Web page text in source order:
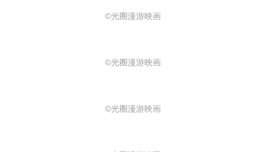
©光圈漫游映画
©光圈漫游映画
©光圈漫游映画